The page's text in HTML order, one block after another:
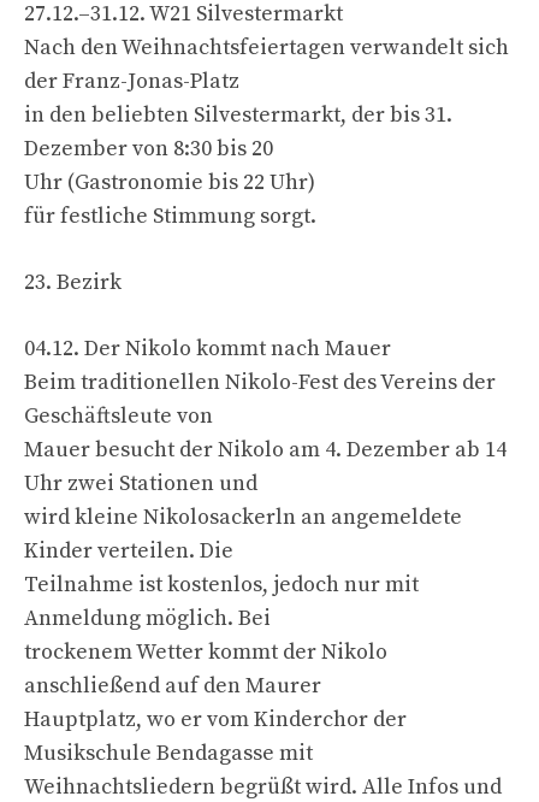
27.12.–31.12. W21 Silvestermarkt
Nach den Weihnachtsfeiertagen verwandelt sich
der Franz-Jonas-Platz
in den beliebten Silvestermarkt, der bis 31.
Dezember von 8:30 bis 20
Uhr (Gastronomie bis 22 Uhr)
für festliche Stimmung sorgt.
23. Bezirk
04.12. Der Nikolo kommt nach Mauer
Beim traditionellen Nikolo-Fest des Vereins der
Geschäftsleute von
Mauer besucht der Nikolo am 4. Dezember ab 14
Uhr zwei Stationen und
wird kleine Nikolosackerln an angemeldete
Kinder verteilen. Die
Teilnahme ist kostenlos, jedoch nur mit
Anmeldung möglich. Bei
trockenem Wetter kommt der Nikolo
anschließend auf den Maurer
Hauptplatz, wo er vom Kinderchor der
Musikschule Bendagasse mit
Weihnachtsliedern begrüßt wird. Alle Infos und